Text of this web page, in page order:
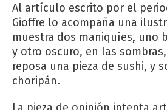
Al artículo escrito por el
Gioffre lo acompaña una
muestra dos maniquíes, uno
y otro oscuro, en las
reposa una pieza de sushi, y
choripán.